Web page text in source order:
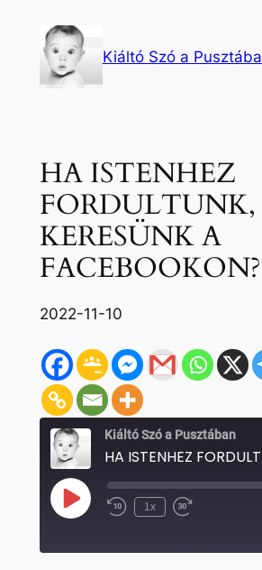
tartalomhoz
Kiáltó Szó a
HA ISTENHEZ
KERESÜNK A
FACEBOOKON?
2022-11-10
Kiáltó Szó a Pusztában
Play
Episode Rewind
1x
Fast
seconds